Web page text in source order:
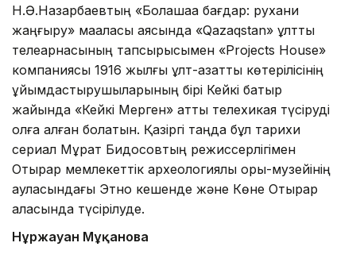
Н.Ә.Назарбаевтың «Болашаққа бағдар: рухани
жаңғыру» мақаласы аясында «Qazaqstan» ұлттық
телеарнасының тапсырысымен «Projects House»
компаниясы 1916 жылғы ұлт-азаттық көтерілісінің
ұйымдастырушыларының бірі Кейкі батыр
жайында «Кейкі Мерген» атты телехикая түсіруді
қолға алған болатын. Қазіргі таңда бұл тарихи
сериал Мұрат Бидосовтың режиссерлігімен
Отырар мемлекеттік археологиялық қорық-музейінің
ауласындағы Этно кешенде және Көне Отырар
қаласында түсірілуде.
Нұржауған Мұқанова